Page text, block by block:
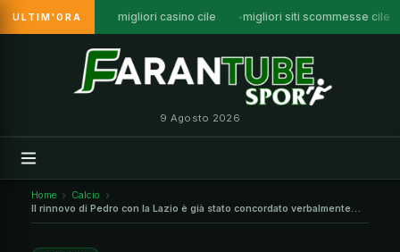
ULTIM'ORA migliori casino cile migliori siti scommesse cile
9 Agosto 2026
Home
Calcio
Il rinnovo di Pedro con la Lazio è già stato concordato verbalmente
con Lotito nel mercato.